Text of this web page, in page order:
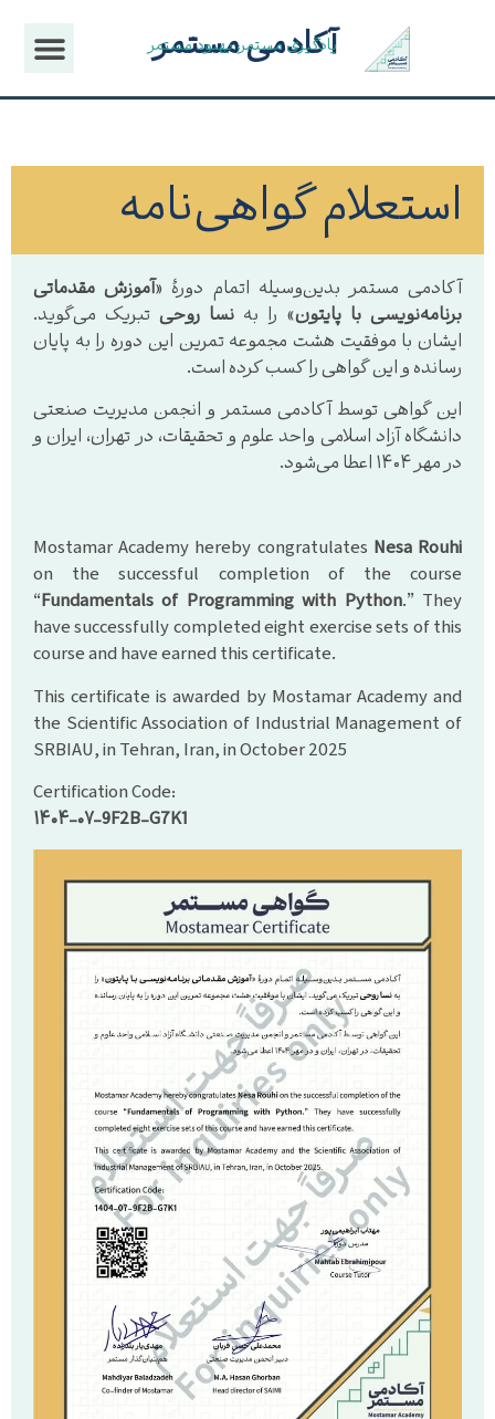
آکادمی مستمر
یادگیری مستمر، بهبود مستمر
استعلام گواهی‌نامه
آکادمی مستمر بدین‌وسیله اتمام دورهٔ «آموزش مقدماتی
برنامه‌نویسی با پایتون» را به نسا روحی تبریک می‌گوید.
ایشان با موفقیت هشت مجموعه تمرین این دوره را به پایان
رسانده و این گواهی را کسب کرده است.
این گواهی توسط آکادمی مستمر و انجمن مدیریت صنعتی
دانشگاه آزاد اسلامی واحد علوم و تحقیقات، در تهران، ایران و
در مهر ۱۴۰۴ اعطا می‌شود.
Mostamar Academy hereby congratulates Nesa Rouhi
on the successful completion of the course
“Fundamentals of Programming with Python.” They
have successfully completed eight exercise sets of this
course and have earned this certificate.
This certificate is awarded by Mostamar Academy and
the Scientific Association of Industrial Management of
SRBIAU, in Tehran, Iran, in October 2025
Certification Code:
۱۴۰۴-۰۷-9F2B-G7K1